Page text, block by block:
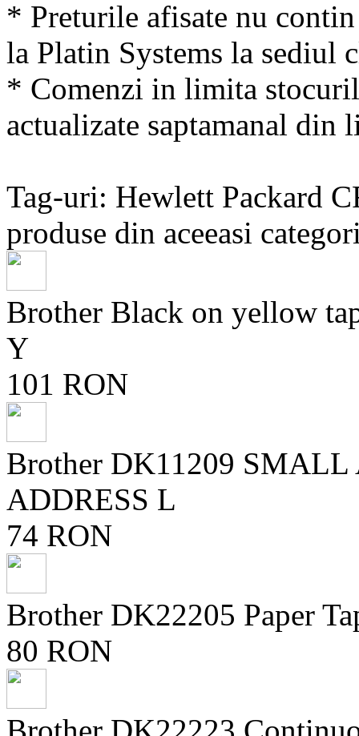
* Preturile afisate nu
la Platin Systems la sediul
* Comenzi in limita
actualizate saptamanal
Tag-uri: Hewlett Packard
produse din aceeasi
Brother Black on yellow
Y
101 RON
Brother DK11209
ADDRESS L
74 RON
Brother DK22205 Paper
80 RON